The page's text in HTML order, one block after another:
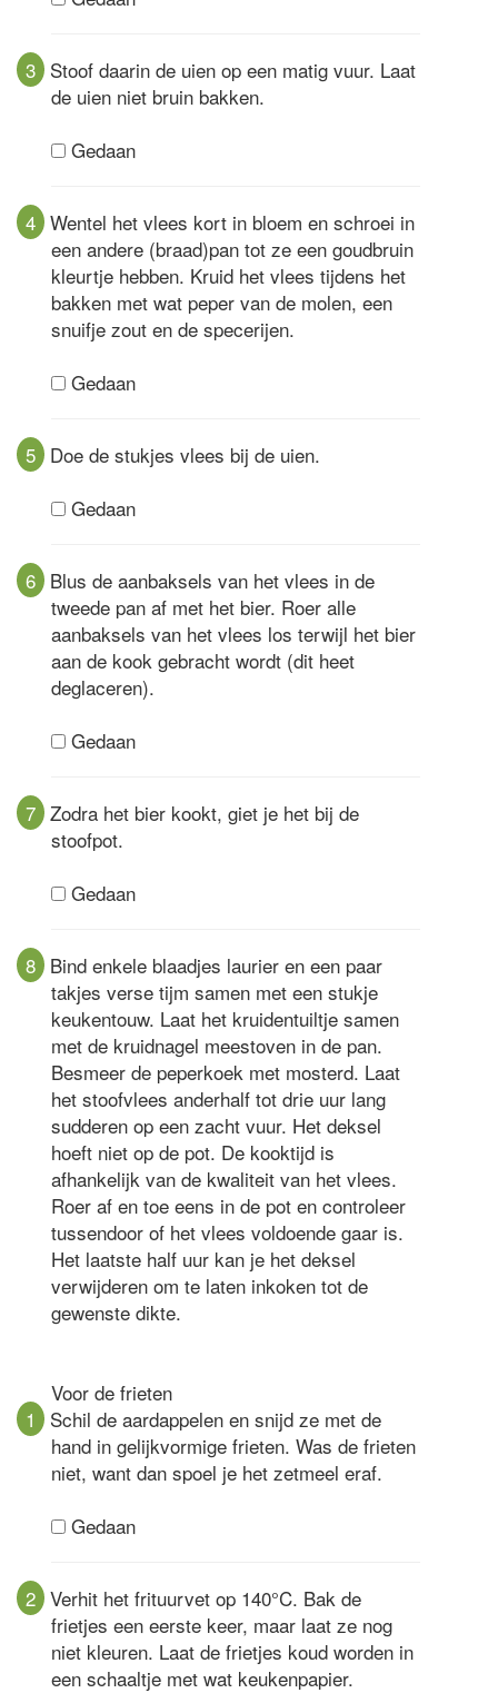
3 Stoof daarin de uien op een matig vuur. Laat
de uien niet bruin bakken.
Gedaan
4 Wentel het vlees kort in bloem en schroei in
een andere (braad)pan tot ze een goudbruin
kleurtje hebben. Kruid het vlees tijdens het
bakken met wat peper van de molen, een
snuifje zout en de specerijen.
Gedaan
5 Doe de stukjes vlees bij de uien.
Gedaan
6 Blus de aanbaksels van het vlees in de
tweede pan af met het bier. Roer alle
aanbaksels van het vlees los terwijl het bier
aan de kook gebracht wordt (dit heet
deglaceren).
Gedaan
7 Zodra het bier kookt, giet je het bij de
stoofpot.
Gedaan
8 Bind enkele blaadjes laurier en een paar
takjes verse tijm samen met een stukje
keukentouw. Laat het kruidentuiltje samen
met de kruidnagel meestoven in de pan.
Besmeer de peperkoek met mosterd. Laat
het stoofvlees anderhalf tot drie uur lang
sudderen op een zacht vuur. Het deksel
hoeft niet op de pot. De kooktijd is
afhankelijk van de kwaliteit van het vlees.
Roer af en toe eens in de pot en controleer
tussendoor of het vlees voldoende gaar is.
Het laatste half uur kan je het deksel
verwijderen om te laten inkoken tot de
gewenste dikte.
Voor de frieten
1
Schil de aardappelen en snijd ze met de
hand in gelijkvormige frieten. Was de frieten
niet, want dan spoel je het zetmeel eraf.
Gedaan
2 Verhit het frituurvet op 140°C. Bak de
frietjes een eerste keer, maar laat ze nog
niet kleuren. Laat de frietjes koud worden in
een schaaltje met wat keukenpapier.